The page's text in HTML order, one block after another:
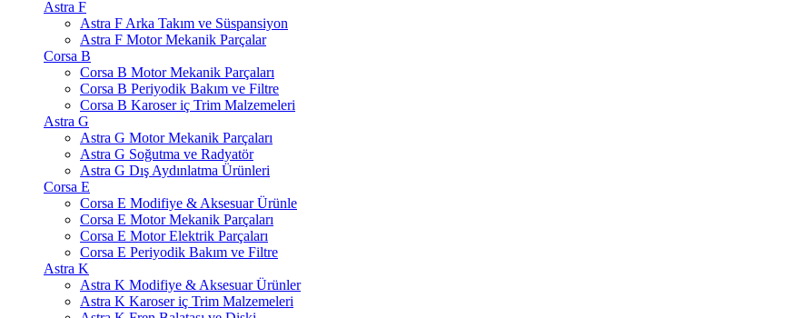
Astra F
Astra F Arka Takım ve Süspansiyon
Astra F Motor Mekanik Parçalar
Corsa B
Corsa B Motor Mekanik Parçaları
Corsa B Periyodik Bakım ve Filtre
Corsa B Karoser iç Trim Malzemeleri
Astra G
Astra G Motor Mekanik Parçaları
Astra G Soğutma ve Radyatör
Astra G Dış Aydınlatma Ürünleri
Corsa E
Corsa E Modifiye & Aksesuar Ürünle
Corsa E Motor Mekanik Parçaları
Corsa E Motor Elektrik Parçaları
Corsa E Periyodik Bakım ve Filtre
Astra K
Astra K Modifiye & Aksesuar Ürünler
Astra K Karoser iç Trim Malzemeleri